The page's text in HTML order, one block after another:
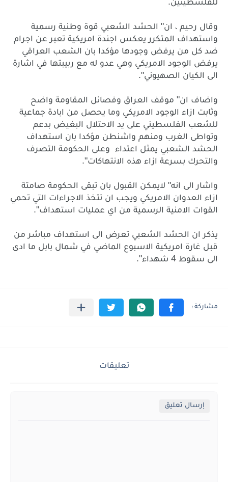
للفلسطينين
وقال رحيم ، ان" الحشد الشعبي قوة وطنية رسمية
واستهداف المتكرر يعكس اجندة امريكية تعبر عن اجرام
ضد كل من يرفض وجودها مؤكدا بان الشعب العراقي
يرفض الوجود الامريكي وهي عدو له مع ربيبتها في اشارة
الى الكيان الصهيوني".
واضاف ان" موقف العراق وفصائل المقاومة واضح
وثابت ازاء الوجود الامريكي وما يحصل من ابادة جماعية
للشعب الفلسطيني على يد الاحتلال البغيض بدعم
وتواطى الغرب ومنهم واشنطن مؤكدا بان استهداف
الحشد الشعبي يمثل اعتداء وعلى الحكومة التصرف
والتحرك بسرعة ازاء هذه الانتهاكات".
واشار الى انه" لايمكن القبول بان تبقى الحكومة صامتة
ازاء العدوان الامريكي ويجب ان تتخذ الاجراءات التي تحمي
القوات الامنية الرسمية من اي عمليات استهداف".
يذكر ان الحشد الشعبي تعرض الى استهداف مباشر من
قبل غارة امريكية الاسبوع الماضي في شمال بابل ما ادى
الى سقوط شهداء".
تعليقات
إرسال تعليق